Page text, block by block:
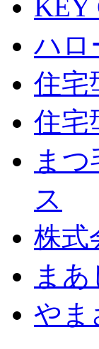
KEY
ハロ
住宅
住宅
ま
ス
株式
ま
やま